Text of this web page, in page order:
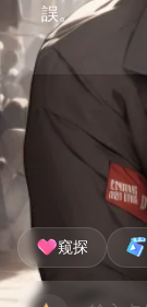
誤。
窥探